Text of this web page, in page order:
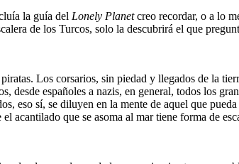
la guía del Lonely Planetcreo recordar, o a lo
de los Turcos, solo la descubrirá el que
Los corsarios, sin piedad y llegados de la
españoles a nazis, en general, todos los
sí, se diluyen en la mente de aquel que
el acantilado que se asoma al mar tiene forma de